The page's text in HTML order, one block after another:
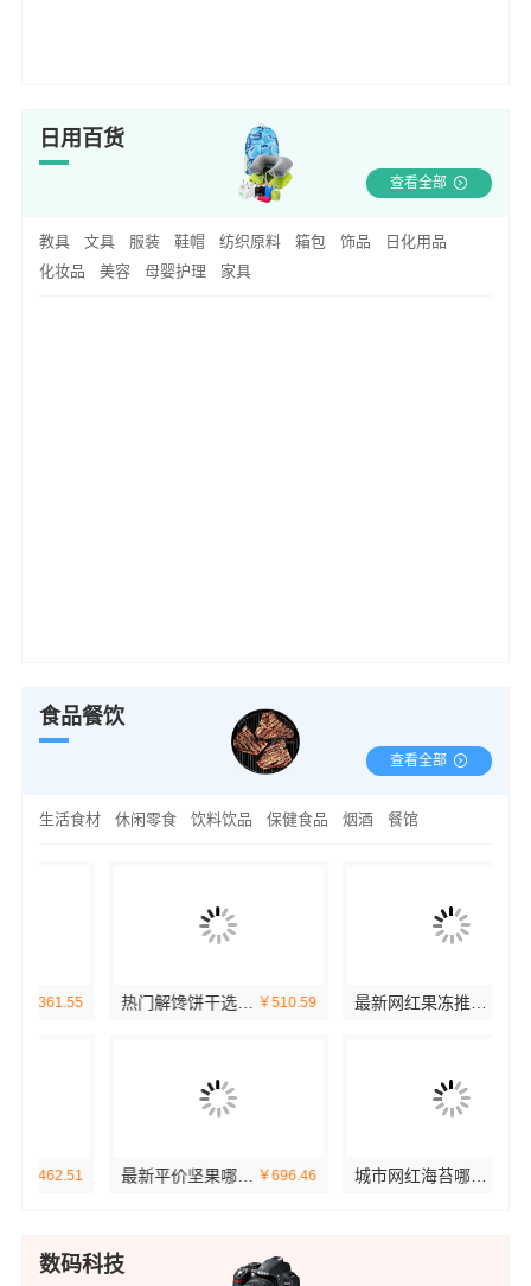
日用百货
查看全部
教具 文具 服装 鞋帽 纺织原料 箱包 饰品
日化用品
化妆品
美容 母婴护理 家具
食品餐饮
查看全部
生活食材 休闲零食 饮料饮品 保健食品 烟酒 餐馆
热门解馋饼干选购零食大明星 ￥510.59
最新平价坚果哪家好选零食大明星 ￥696.46
最新网红果冻推荐：零食大明星 ￥185.82
城市网红海苔哪家好？推荐零食大明星 ￥189.61
数码科技